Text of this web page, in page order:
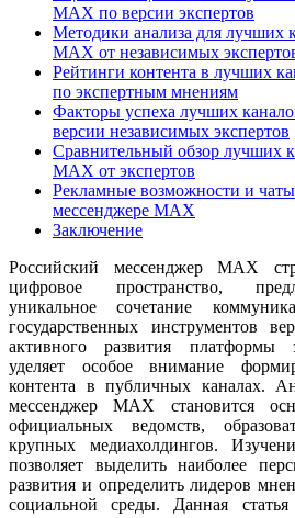
MAX по версии экспертов
Методики анализа для лучших
MAX от независимых
Рейтинги контента в лучших
по экспертным мнениям
Факторы успеха лучших
версии независимых экспертов
Сравнительный обзор лучших
MAX от экспертов
Рекламные возможности и
мессенджере MAX
Заключение
Российский мессенджер MAX
цифровое пространство,
уникальное сочетание
государственных инструментов
активного развития платформы
уделяет особое внимание
контента в публичных каналах.
мессенджер MAX становится
официальных ведомств,
крупных медиахолдингов.
позволяет выделить наиболее
развития и определить лидеров
социальной среды. Данная